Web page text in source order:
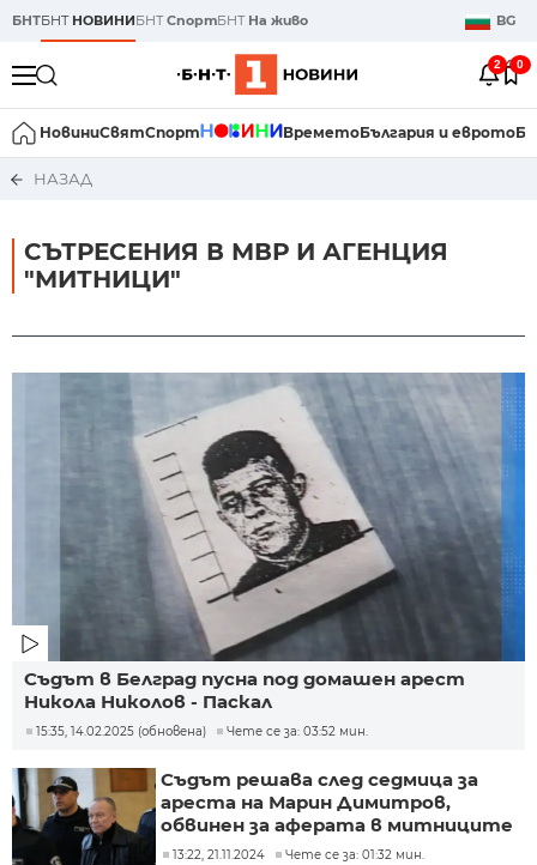
БНТБНТ НОВИНИБНТСпортБНТ На живо BG
2 0
НовиниСвятСпорт ВреметоБългария и еврото
НАЗАД
СЪТРЕСЕНИЯ В МВР И АГЕНЦИЯ
"МИТНИЦИ"
Съдът в Белград пусна под домашен арест
Никола Николов - Паскал
15:35, 14.02.2025 (обновена) Чете се за: 03:52 мин.
Съдът решава след седмица за
ареста на Марин Димитров,
обвинен за аферата в митниците
13:22, 21.11.2024 Чете се за: 01:32 мин.